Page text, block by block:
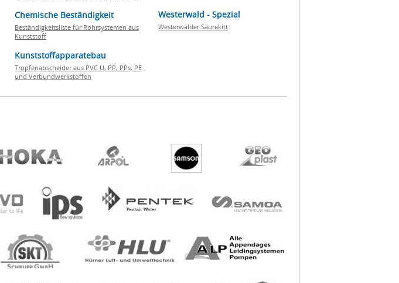
Chemische Beständigkeit
Beständigkeitsliste für Rohrsystemen aus
Kunststoff
Kunststoffapparatebau
Tropfenabscheider aus PVC U, PP, PPs, PE
und Verbundwerkstoffen
Westerwald - Spezial
Westerwälder Säurekitt